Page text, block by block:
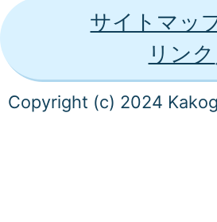
サイトマッ
リンク
Copyright (c) 2024